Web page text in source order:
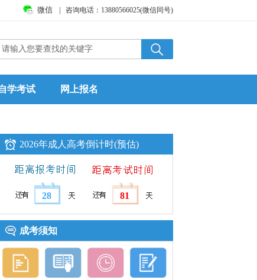
微信 | 咨询电话：13880566025(微信同号)
学考试 网上报名
2026年成人高考倒计时(预估)
28 81
成考须知